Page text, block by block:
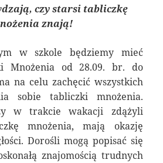
czy starsi tabliczkę
znają!
w szkole będziemy mieć
Mnożenia od 28.09. br. do
na celu zachęcić wszystkich
sobie tabliczki mnożenia.
w trakcie wakacji zdążyli
mnożenia, mają okazję
Dorośli mogą popisać się
znajomością trudnych